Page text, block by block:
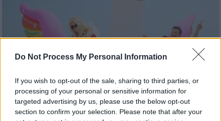
Do Not Process My Personal Information
If you wish to opt-out of the sale, sharing to third parties, or
processing of your personal or sensitive information for
targeted advertising by us, please use the below opt-out
section to confirm your selection. Please note that after your
Τηλεόραση|04.08.2025 13:25
Ζωή Κρονάκη και Τάσος Ιορδανίδης